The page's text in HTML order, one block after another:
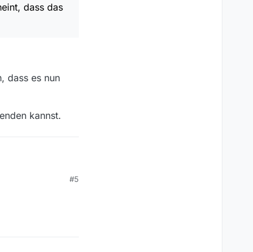
dass das
dass es nun
kannst.
dass das
#5